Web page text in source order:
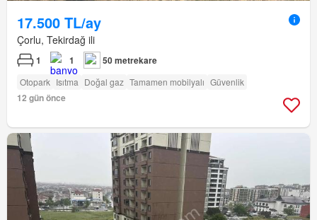
17.500 TL/ay
Çorlu, Tekirdağ ili
1 1 50 metrekare
Otopark Isıtma Doğal gaz Tamamen mobilyalı Güvenlik
12 gün önce